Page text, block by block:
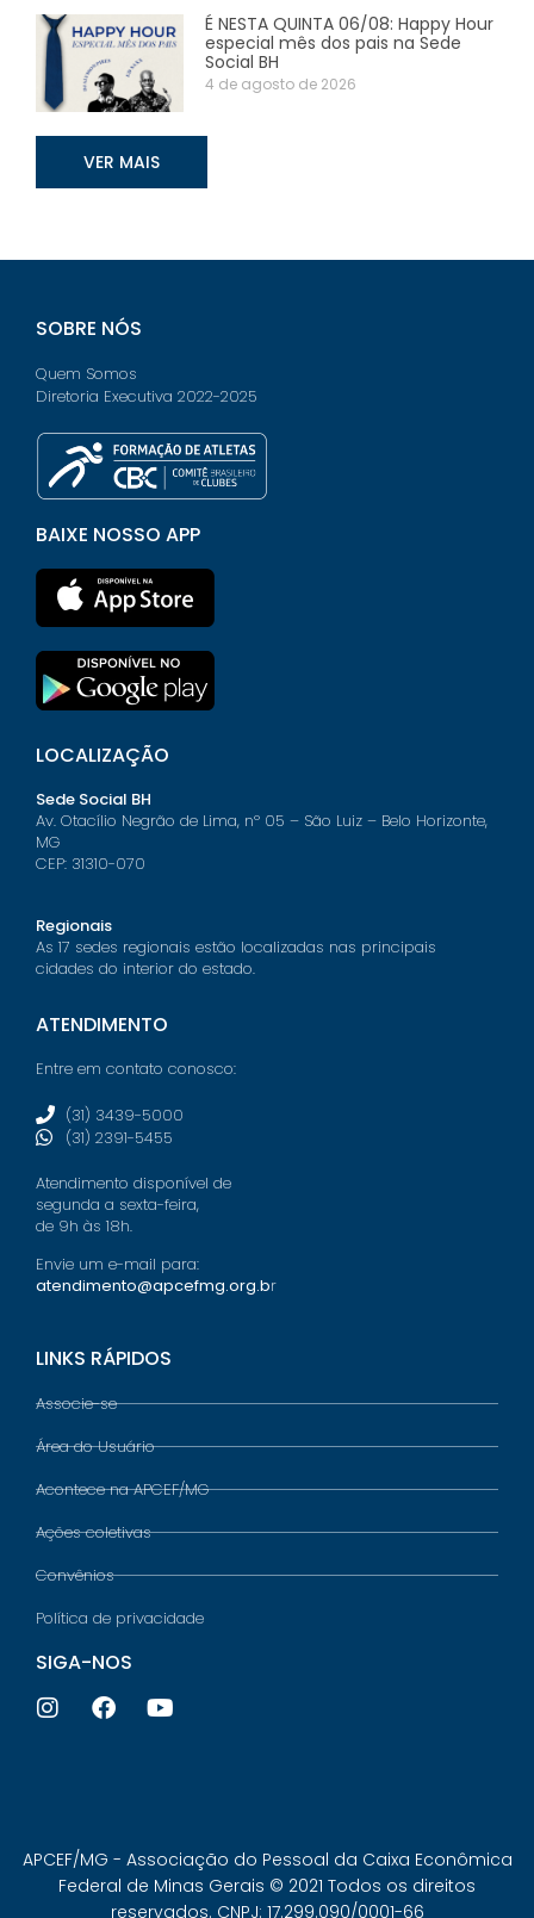
É NESTA QUINTA 06/08: Happy Hour
especial mês dos pais na Sede
Social BH
4 de agosto de 2026
VER MAIS
SOBRE NÓS
Quem Somos
Diretoria Executiva 2022-2025
BAIXE NOSSO APP
LOCALIZAÇÃO
Sede Social BH
Av. Otacílio Negrão de Lima, nº 05 – São Luiz – Belo Horizonte,
MG
CEP: 31310-070
Regionais
As 17 sedes regionais estão localizadas nas principais
cidades do interior do estado.
ATENDIMENTO
Entre em contato conosco:
(31) 3439-5000
(31) 2391-5455
Atendimento disponível de
segunda a sexta-feira,
de 9h às 18h.
Envie um e-mail para:
atendimento@apcefmg.org.br
LINKS RÁPIDOS
Associe-se
Área do Usuário
Acontece na APCEF/MG
Ações coletivas
Convênios
Política de privacidade
SIGA-NOS
APCEF/MG - Associação do Pessoal da Caixa Econômica
Federal de Minas Gerais © 2021 Todos os direitos
reservados. CNPJ: 17.299.090/0001-66